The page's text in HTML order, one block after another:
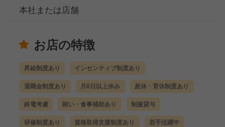
本社または店舗
お店の特徴
昇給制度あり インセンティブ制度あり
退職金制度あり 月8日以上休み 産休・育休制度あり
終電考慮 賄い・食事補助あり 制服貸与
研修制度あり 資格取得支援制度あり 若手活躍中